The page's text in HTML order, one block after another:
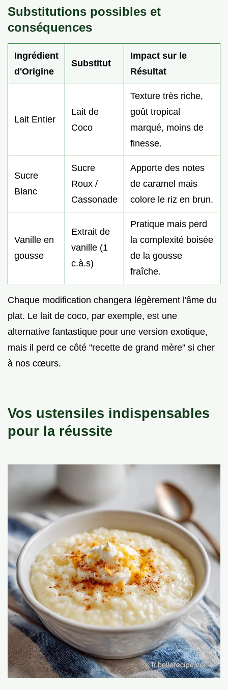
Substitutions possibles et
conséquences
Ingrédient
d'Origine
Substitut
Impact sur le
Résultat
Lait Entier
Lait de
Coco
Texture très riche,
goût tropical
marqué, moins de
finesse.
Sucre
Blanc
Sucre
Roux /
Cassonade
Apporte des notes
de caramel mais
colore le riz en brun.
Vanille en
gousse
Extrait de
vanille (1
c.à.s)
Pratique mais perd
la complexité boisée
de la gousse
fraîche.
Chaque modification changera légèrement l'âme du
plat. Le lait de coco, par exemple, est une
alternative fantastique pour une version exotique,
mais il perd ce côté "recette de grand mère" si cher
à nos cœurs.
Vos ustensiles indispensables
pour la réussite